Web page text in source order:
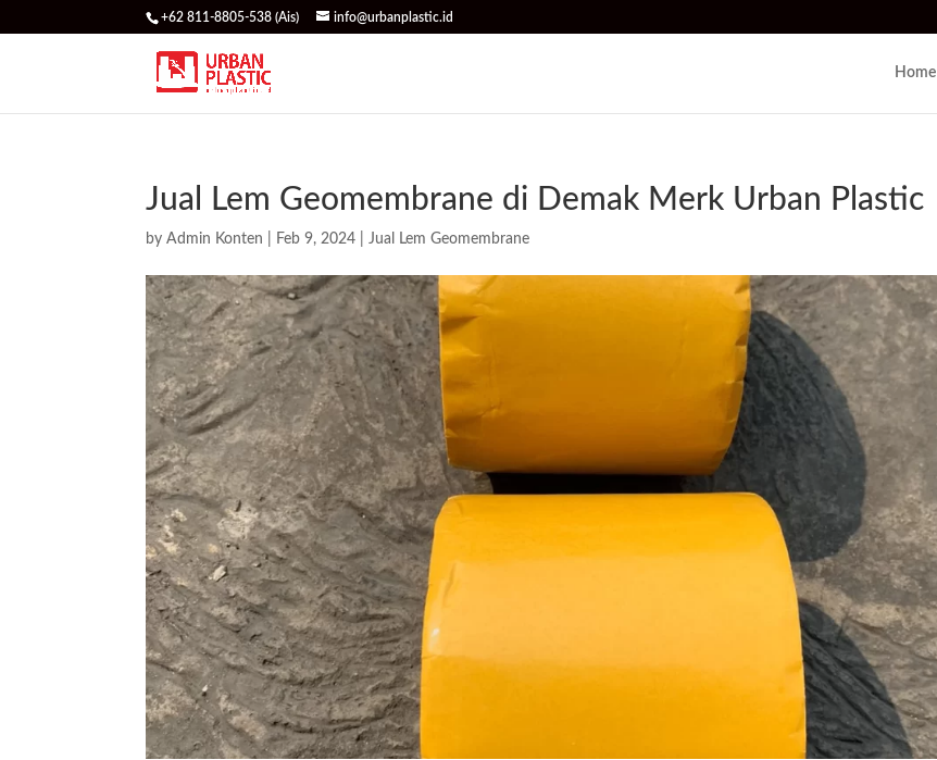
+62 811-8805-538 (Ais) info@urbanplastic.id
Home
Jual Lem Geomembrane di Demak Merk Urban Plastic
byAdmin Konten Feb 9, 2024 |Jual Lem Geomembrane